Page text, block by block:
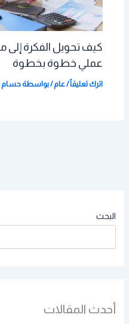
كيف تحويل الفكرة
عملي خطوة بخطوة
اترك تعليقاً/عام/ بواسطة حسام
البحث
أحدث المقالات